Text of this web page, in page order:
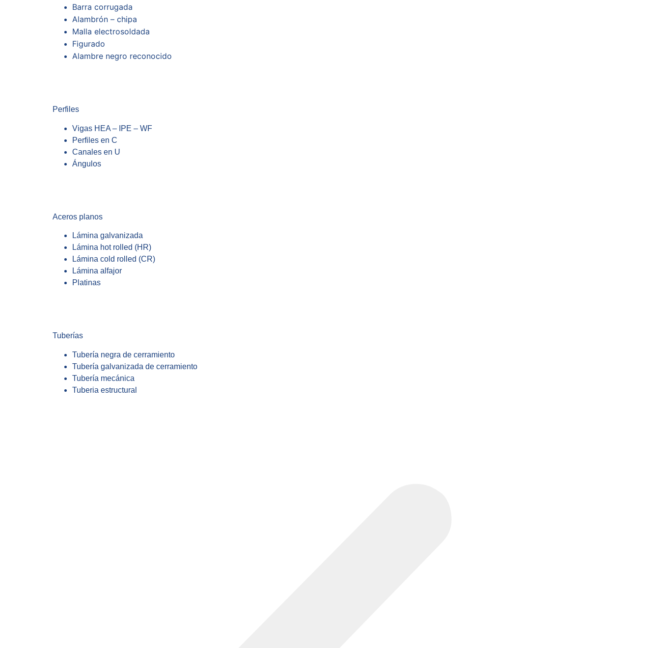
Barra corrugada
Alambrón – chipa
Malla electrosoldada
Figurado
Alambre negro reconocido
Perfiles
Vigas HEA – IPE – WF
Perfiles en C
Canales en U
Ángulos
Aceros planos
Lámina galvanizada
Lámina hot rolled (HR)
Lámina cold rolled (CR)
Lámina alfajor
Platinas
Tuberías
Tubería negra de cerramiento
Tubería galvanizada de cerramiento
Tubería mecánica
Tuberia estructural